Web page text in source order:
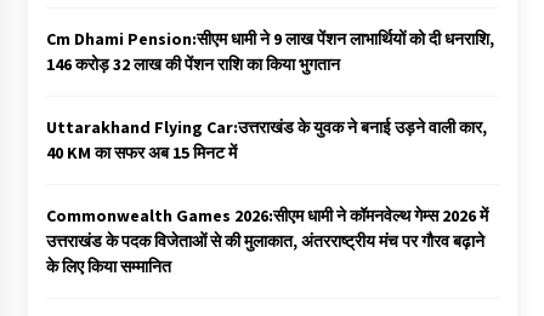
Cm Dhami Pension:सीएम धामी ने 9 लाख पेंशन लाभार्थियों को दी धनराशि, ₹
146 करोड़ 32 लाख की पेंशन राशि का किया भुगतान
Uttarakhand Flying Car:उत्तराखंड के युवक ने बनाई उड़ने वाली कार,
40 KM का सफर अब 15 मिनट में
Commonwealth Games 2026:सीएम धामी ने कॉमनवेल्थ गेम्स 2026 में
उत्तराखंड के पदक विजेताओं से की मुलाकात, अंतरराष्ट्रीय मंच पर गौरव बढ़ाने
के लिए किया सम्मानित